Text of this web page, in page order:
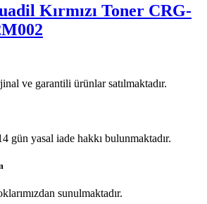
Kırmızı Toner CRG-
ve garantili ürünlar satılmaktadır.
gün yasal iade hakkı bulunmaktadır.
sunulmaktadır.